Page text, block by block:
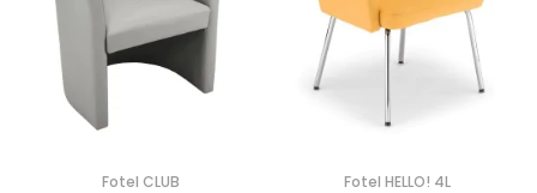
Fotel CLUB Fotel HELLO! 4L